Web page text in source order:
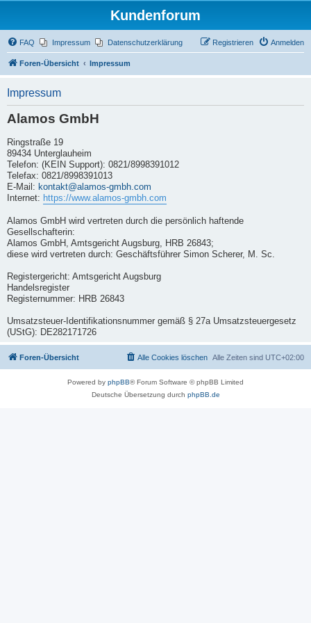
Kundenforum
FAQ Impressum Datenschutzerklärung Anmelden
Registrieren
Foren-Übersicht Impressum
Impressum
Alamos GmbH
Ringstraße 19
89434 Unterglauheim
Telefon: (KEIN Support): 0821/8998391012
Telefax: 0821/8998391013
E-Mail: kontakt@alamos-gmbh.com
Internet: https://www.alamos-gmbh.com
Alamos GmbH wird vertreten durch die persönlich haftende
Gesellschafterin:
Alamos GmbH, Amtsgericht Augsburg, HRB 26843;
diese wird vertreten durch: Geschäftsführer Simon Scherer, M. Sc.
Registergericht: Amtsgericht Augsburg
Handelsregister
Registernummer: HRB 26843
Umsatzsteuer-Identifikationsnummer gemäß § 27a Umsatzsteuergesetz
(UStG): DE282171726
Foren-Übersicht Alle Zeiten sind UTC+02:00
Alle Cookies löschen
Powered by phpBB® Forum Software © phpBB Limited
Deutsche Übersetzung durch phpBB.de